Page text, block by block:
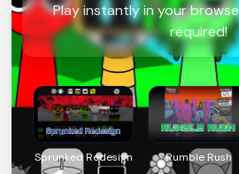
Play instantly in your
required!
Sprunked Redesign Rumble Rush